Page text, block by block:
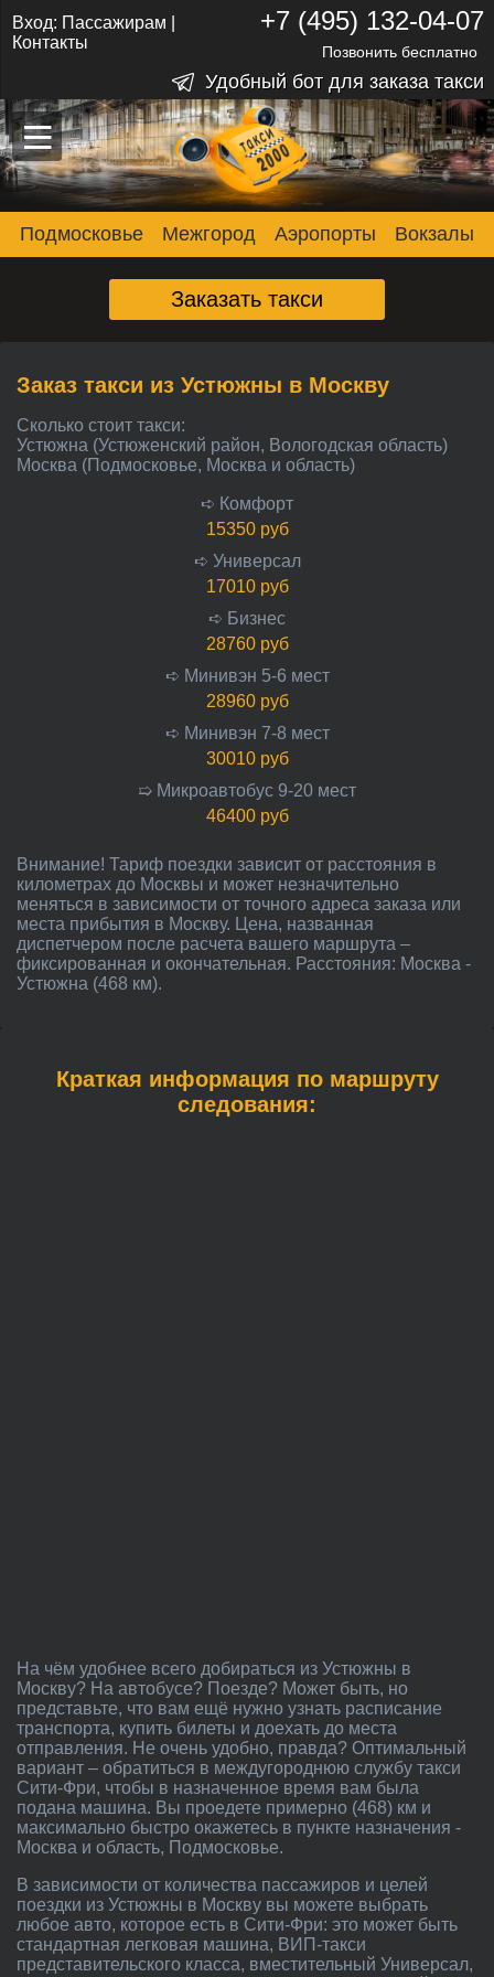
–
–
–
Вход: Пассажирам
Контакты
+7 (495) 132-04-07
Позвонить бесплатно
Удобный бот для заказа такси
Подмосковье Межгород Аэропорты Вокзалы
Заказать такси
Заказ такси из Устюжны в Москву
Сколько стоит такси:
Устюжна (Устюженский район, Вологодская область)
Москва (Подмосковье, Москва и область)
➪ Комфорт
15350 руб
➪ Универсал
17010 руб
➪ Бизнес
28760 руб
➪ Минивэн 5-6 мест
28960 руб
➪ Минивэн 7-8 мест
30010 руб
➯ Микроавтобус 9-20 мест
46400 руб
Внимание! Тариф поездки зависит от расстояния в
километрах до Москвы и может незначительно
меняться в зависимости от точного адреса заказа или
места прибытия в Москву. Цена, названная
диспетчером после расчета вашего маршрута –
фиксированная и окончательная. Расстояния: Москва -
Устюжна (468 км).
Краткая информация по маршруту
следования:
На чём удобнее всего добираться из Устюжны в
Москву? На автобусе? Поезде? Может быть, но
представьте, что вам ещё нужно узнать расписание
транспорта, купить билеты и доехать до места
отправления. Не очень удобно, правда? Оптимальный
вариант – обратиться в междугороднюю службу такси
Сити-Фри, чтобы в назначенное время вам была
подана машина. Вы проедете примерно (468) км и
максимально быстро окажетесь в пункте назначения -
Москва и область, Подмосковье.
В зависимости от количества пассажиров и целей
поездки из Устюжны в Москву вы можете выбрать
любое авто, которое есть в Сити-Фри: это может быть
стандартная легковая машина, ВИП-такси
представительского класса, вместительный Универсал,